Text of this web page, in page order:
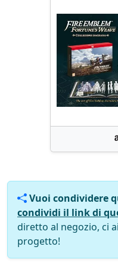
Vuoi condividere
condividi il link di
diretto al negozio, ci
progetto!